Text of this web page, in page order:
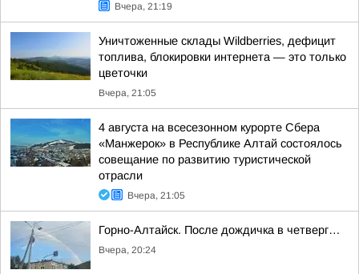
Вчера, 21:19
Уничтоженные склады Wildberries, дефицит
топлива, блокировки интернета — это только
цветочки
Вчера, 21:05
4 августа на всесезонном курорте Сбера
«Манжерок» в Республике Алтай состоялось
совещание по развитию туристической
отрасли
Вчера, 21:05
Горно-Алтайск. После дождичка в четверг…
Вчера, 20:24